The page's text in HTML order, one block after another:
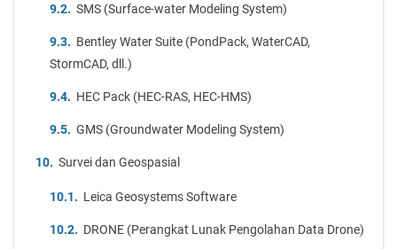
SMS (Surface-water Modeling System)
Bentley Water Suite (PondPack, WaterCAD,
StormCAD, dll.)
HEC Pack (HEC-RAS, HEC-HMS)
GMS (Groundwater Modeling System)
Survei dan Geospasial
Leica Geosystems Software
DRONE (Perangkat Lunak Pengolahan Data Drone)